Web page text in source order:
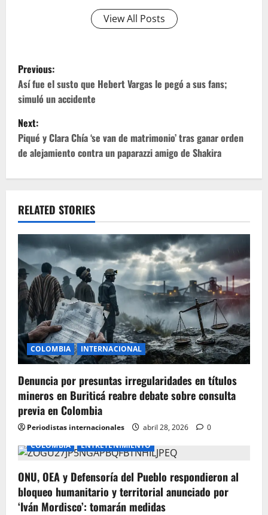
View All Posts
P
o
s
t
n
v
i
g
a
t
i
o
n
Previous:
Así fue el susto que Hebert Vargas le pegó a sus fans;
simuló un accidente
Next:
Piqué y Clara Chía ‘se van de matrimonio’ tras ganar orden
de alejamiento contra un paparazzi amigo de Shakira
RELATED STORIES
COLOMBIA INTERNACIONAL
Denuncia por presuntas irregularidades en títulos
mineros en Buriticá reabre debate sobre consulta
previa en Colombia
Periodistas internacionales abril 28, 2026
0
COLOMBIA
ENTRETENIMIENTO
ONU, OEA y Defensoría del Pueblo respondieron al
bloqueo humanitario y territorial anunciado por
‘Iván Mordisco’: tomarán medidas